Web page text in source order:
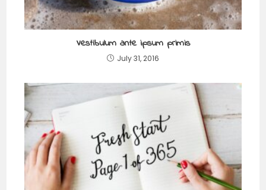
Vestibulum ante ipsum primis
July 31, 2016